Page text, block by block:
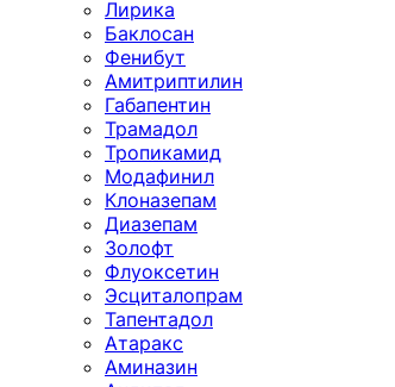
Лирика
Баклосан
Фенибут
Амитриптилин
Габапентин
Трамадол
Тропикамид
Модафинил
Клоназепам
Диазепам
Золофт
Флуоксетин
Эсциталопрам
Тапентадол
Атаракс
Аминазин